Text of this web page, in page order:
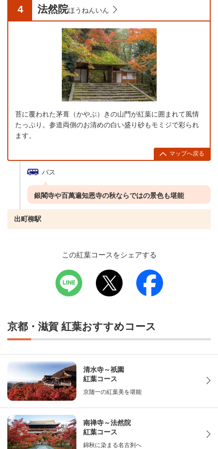
4 法然院ほうねんいん
苔に覆われた茅葺（かやぶ）きの山門が紅葉に囲まれて風情
たっぷり。参道両側のお清めの白い盛り砂もモミジで彩られ
ます。
マップへ戻る
バス
銀閣寺や百萬遍知恩寺の秋ならではの景色も堪能
出町柳駅
この紅葉コースをシェアする
京都・滋賀 紅葉おすすめコース
清水寺～祇園
紅葉コース
京随一の紅葉美を堪能
南禅寺～法然院
紅葉コース
錦秋に染まる名古刹へ